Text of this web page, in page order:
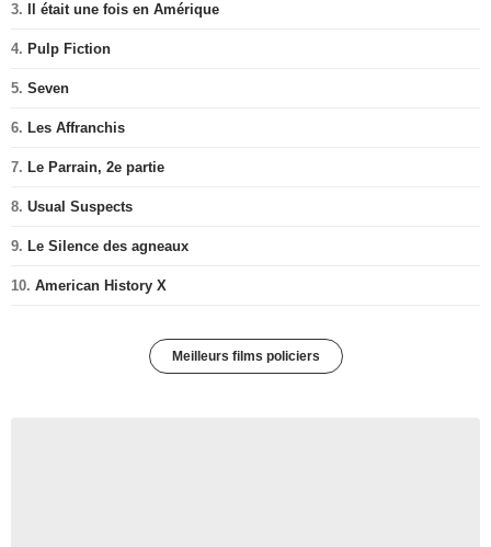
3. Il était une fois en Amérique
4. Pulp Fiction
5. Seven
6. Les Affranchis
7. Le Parrain, 2e partie
8. Usual Suspects
9. Le Silence des agneaux
10. American History X
Meilleurs films policiers